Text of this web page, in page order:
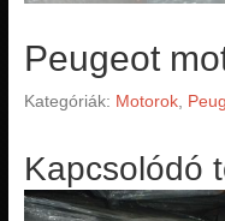
Peugeot
Kategóriák: Motorok,
Kapcsolódó